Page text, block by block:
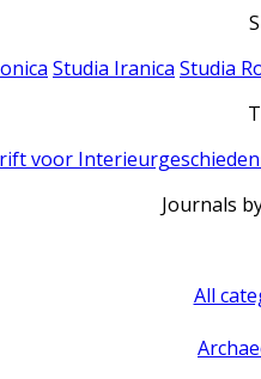
S
Studia Iranica Studia
T
voor
Journals
All